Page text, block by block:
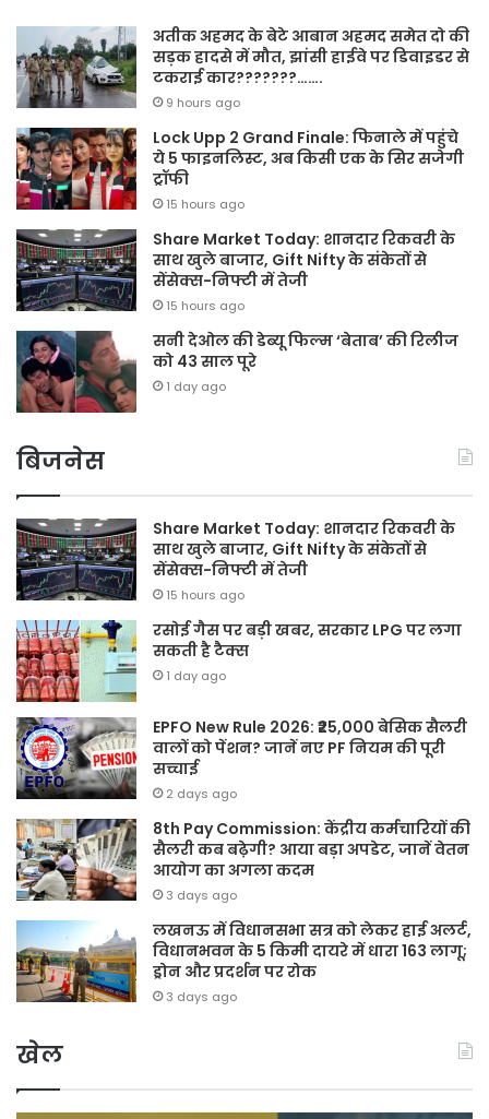
अतीक अहमद के बेटे आबान अहमद समेत दो की
सड़क हादसे में मौत, झांसी हाईवे पर डिवाइडर से
टकराई कार???????…….
9 hours ago
Lock Upp 2 Grand Finale: फिनाले में पहुंचे
ये 5 फाइनलिस्ट, अब किसी एक के सिर सजेगी
ट्रॉफी
15 hours ago
Share Market Today: शानदार रिकवरी के
साथ खुले बाजार, Gift Nifty के संकेतों से
सेंसेक्स-निफ्टी में तेजी
15 hours ago
सनी देओल की डेब्यू फिल्म ‘बेताब’ की रिलीज
को 43 साल पूरे
1 day ago
बिजनेस
Share Market Today: शानदार रिकवरी के
साथ खुले बाजार, Gift Nifty के संकेतों से
सेंसेक्स-निफ्टी में तेजी
15 hours ago
रसोई गैस पर बड़ी खबर, सरकार LPG पर लगा
सकती है टैक्स
1 day ago
EPFO New Rule 2026: ₹25,000 बेसिक सैलरी
वालों को पेंशन? जानें नए PF नियम की पूरी
सच्चाई
2 days ago
8th Pay Commission: केंद्रीय कर्मचारियों की
सैलरी कब बढ़ेगी? आया बड़ा अपडेट, जानें वेतन
आयोग का अगला कदम
3 days ago
लखनऊ में विधानसभा सत्र को लेकर हाई अलर्ट,
विधानभवन के 5 किमी दायरे में धारा 163 लागू;
ड्रोन और प्रदर्शन पर रोक
3 days ago
खेल